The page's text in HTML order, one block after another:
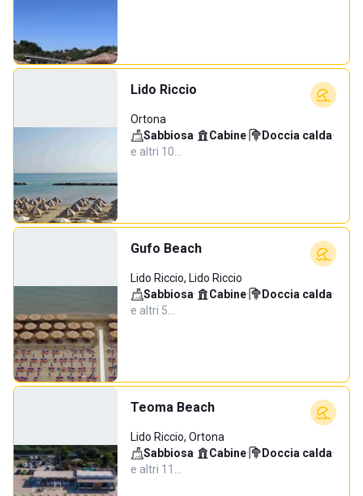
Lido Riccio
Ortona
Sabbiosa· Cabine· Doccia calda·
e altri 10…
Gufo Beach
Lido Riccio, Lido Riccio
Sabbiosa· Cabine· Doccia calda·
e altri 5…
Teoma Beach
Lido Riccio, Ortona
Sabbiosa· Cabine· Doccia calda·
e altri 11…